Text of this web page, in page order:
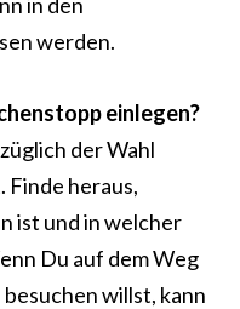
werden.
einlegen?
der Wahl
Finde heraus,
ist und in welcher
Du auf dem Weg
willst, kann